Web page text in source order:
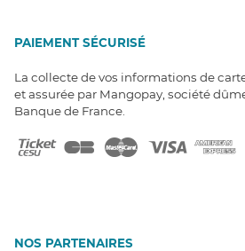
PAIEMENT SÉCURISÉ
La collecte de vos informations de
et assurée par Mangopay, société
Banque de France.
NOS PARTENAIRES